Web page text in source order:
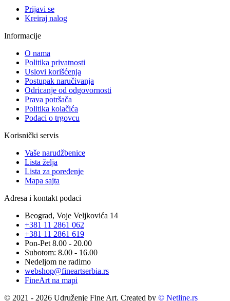
Prijavi se
Kreiraj nalog
Informacije
O nama
Politika privatnosti
Uslovi korišćenja
Postupak naručivanja
Odricanje od odgovornosti
Prava potršača
Politika kolačića
Podaci o trgovcu
Korisnički servis
Vaše narudžbenice
Lista želja
Lista za poređenje
Mapa sajta
Adresa i kontakt podaci
Beograd, Voje Veljkovića 14
+381 11 2861 062
+381 11 2861 619
Pon-Pet 8.00 - 20.00
Subotom: 8.00 - 16.00
Nedeljom ne radimo
webshop@fineartserbia.rs
FineArt na mapi
© 2021 - 2026 Udruženje Fine Art. Created by © Netline.rs